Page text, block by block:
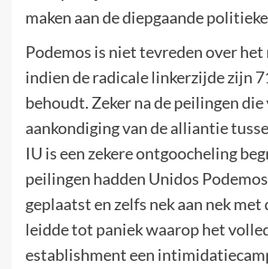
maken aan de diepgaande
Podemos is niet tevreden over
indien de radicale linkerzijde zijn
behoudt. Zeker na de peilingen die
aankondiging van de alliantie
IU is een zekere ontgoocheling
peilingen hadden Unidos
geplaatst en zelfs nek aan nek met
leidde tot paniek waarop het
establishment een